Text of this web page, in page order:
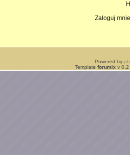
Zaloguj
Powered by
Template forumix v 0.2